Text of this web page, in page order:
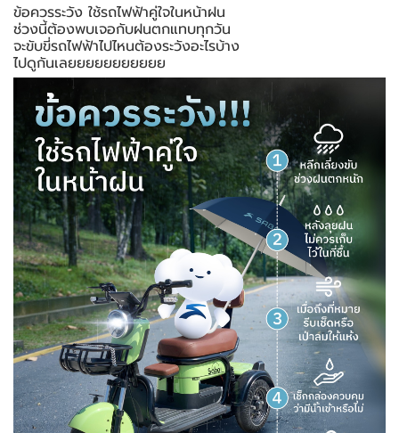
ข้อควรระวัง ใช้รถไฟฟ้าคู่ใจในหน้าฝน
ช่วงนี้ต้องพบเจอกับฝนตกแทบทุกวัน
จะขับขี่รถไฟฟ้าไปไหนต้องระวังอะไรบ้าง
ไปดูกันเลยยยยยยยยยยย